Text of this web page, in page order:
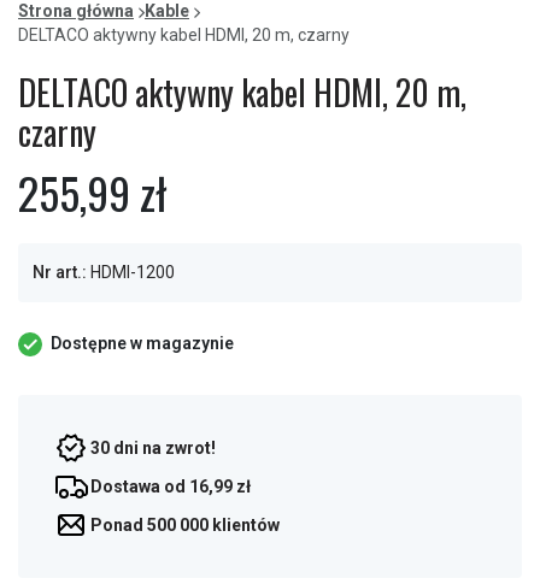
2
Strona główna
Kable
DELTACO aktywny kabel HDMI, 20 m, czarny
DELTACO aktywny kabel HDMI, 20 m,
czarny
255,99 zł
Nr art.: HDMI-1200
Dostępne w magazynie
30 dni na zwrot!
Dostawa od 16,99 zł
Ponad 500 000 klientów